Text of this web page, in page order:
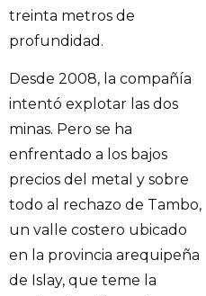
treinta metros de
profundidad.
Desde 2008, la compañía
intentó explotar las dos
minas. Pero se ha
enfrentado a los bajos
precios del metal y sobre
todo al rechazo de Tambo,
un valle costero ubicado
en la provincia arequipeña
de Islay, que teme la